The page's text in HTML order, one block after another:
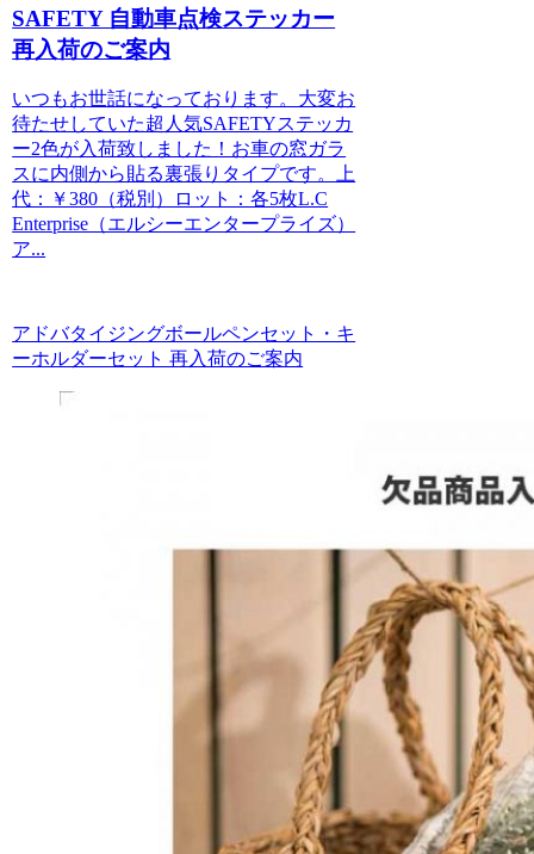
SAFETY 自動車点検ステッカー
再入荷のご案内
いつもお世話になっております。大変お
待たせしていた超人気SAFETYステッカ
ー2色が入荷致しました！お車の窓ガラ
スに内側から貼る裏張りタイプです。上
代：￥380（税別）ロット：各5枚L.C
Enterprise（エルシーエンタープライズ）
ア...
アドバタイジングボールペンセット・キ
ーホルダーセット 再入荷のご案内